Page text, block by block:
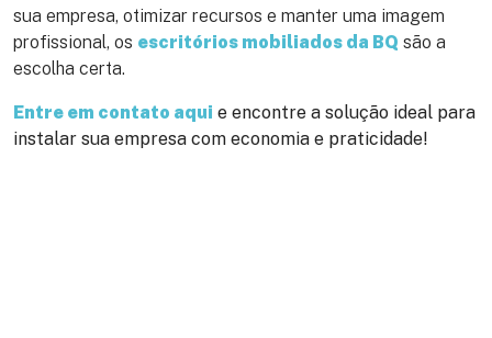
sua empresa, otimizar recursos e manter uma imagem
profissional, os escritórios mobiliados da BQ são a
escolha certa.
Entre em contato aqui e encontre a solução ideal para
instalar sua empresa com economia e praticidade!